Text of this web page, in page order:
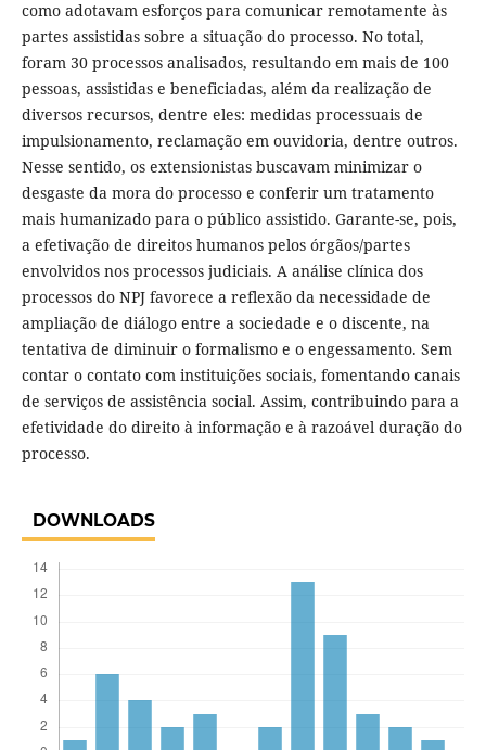
como adotavam esforços para comunicar remotamente às
partes assistidas sobre a situação do processo. No total,
foram 30 processos analisados, resultando em mais de 100
pessoas, assistidas e beneficiadas, além da realização de
diversos recursos, dentre eles: medidas processuais de
impulsionamento, reclamação em ouvidoria, dentre outros.
Nesse sentido, os extensionistas buscavam minimizar o
desgaste da mora do processo e conferir um tratamento
mais humanizado para o público assistido. Garante-se, pois,
a efetivação de direitos humanos pelos órgãos/partes
envolvidos nos processos judiciais. A análise clínica dos
processos do NPJ favorece a reflexão da necessidade de
ampliação de diálogo entre a sociedade e o discente, na
tentativa de diminuir o formalismo e o engessamento. Sem
contar o contato com instituições sociais, fomentando canais
de serviços de assistência social. Assim, contribuindo para a
efetividade do direito à informação e à razoável duração do
processo.
DOWNLOADS